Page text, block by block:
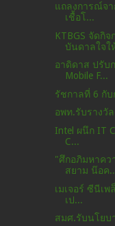
แถลงการณ์จา
เชื้อโ...
KTBGS จัดกิ
บันดาลใจใ
อาดิดาส ปรับ
Mobile F...
รัชกาลที่ 6 กับ
อพท.รับรางวั
Intel ผนึก IT
C...
"ศึกอภิมหาคว
สยาม น๊อค
เมเจอร์ ซีนีเ
เป...
สมศ.รับนโยบ